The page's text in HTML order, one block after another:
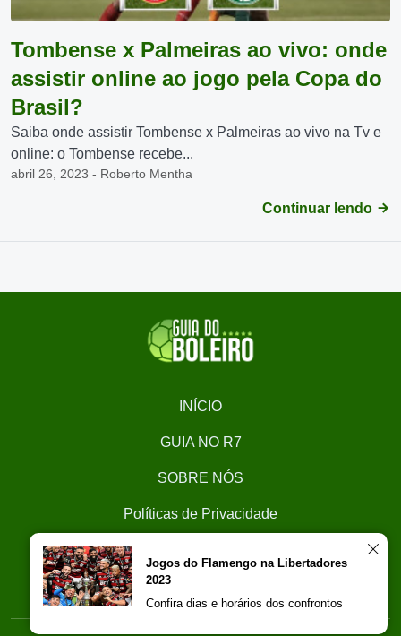
Tombense x Palmeiras ao vivo: onde
assistir online ao jogo pela Copa do
Brasil?
Saiba onde assistir Tombense x Palmeiras ao vivo na Tv e
online: o Tombense recebe...
abril 26, 2023 - Roberto Mentha
Continuar lendo
INÍCIO
GUIA NO R7
SOBRE NÓS
Políticas de Privacidade
Trabalhe Conosco
Jogos do Flamengo na Libertadores
2023
Confira dias e horários dos confrontos